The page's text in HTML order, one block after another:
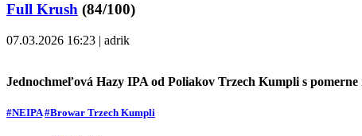
Full Krush (84/100)
07.03.2026 16:23 | adrik
Jednochmeľová Hazy IPA od Poliakov Trzech Kumpli s
#NEIPA #Browar Trzech Kumpli